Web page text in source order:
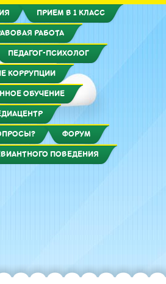
ПРИЕМ В 1 КЛАСС
РАБОТА
ПЕДАГОГ-ПСИХОЛОГ
КОРРУПЦИИ
ОБУЧЕНИЕ
ФОРУМ
ПОВЕДЕНИЯ